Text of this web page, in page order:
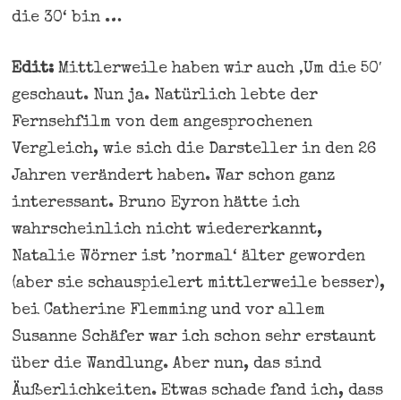
die 30‘ bin …
Edit: Mittlerweile haben wir auch ‚Um die 50′
geschaut. Nun ja. Natürlich lebte der
Fernsehfilm von dem angesprochenen
Vergleich, wie sich die Darsteller in den 26
Jahren verändert haben. War schon ganz
interessant. Bruno Eyron hätte ich
wahrscheinlich nicht wiedererkannt,
Natalie Wörner ist ’normal‘ älter geworden
(aber sie schauspielert mittlerweile besser),
bei Catherine Flemming und vor allem
Susanne Schäfer war ich schon sehr erstaunt
über die Wandlung. Aber nun, das sind
Äußerlichkeiten. Etwas schade fand ich, dass